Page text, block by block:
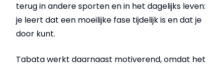
terug in andere sporten en in het dagelijks leven:
je leert dat een moeilijke fase tijdelijk is en dat je
door kunt.
Tabata werkt daarnaast motiverend, omdat het